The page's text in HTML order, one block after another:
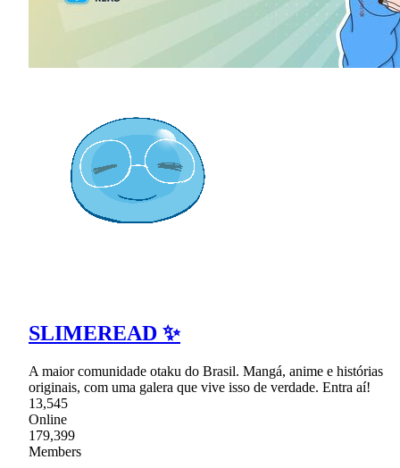
SLIMEREAD ✨
A maior comunidade otaku do Brasil. Mangá, anime e histórias
originais, com uma galera que vive isso de verdade. Entra aí!
13,545
Online
179,399
Members